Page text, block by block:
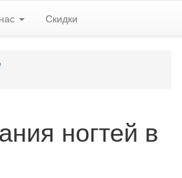
Скидки
ногтей в